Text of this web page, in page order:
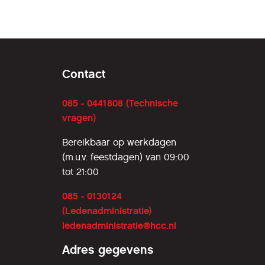
Contact
085 - 0441808 (Technische
vragen)
Bereikbaar op werkdagen
(m.u.v. feestdagen) van 09:00
tot 21:00
085 - 0130124
(Ledenadministratie)
ledenadministratie@hcc.nl
Adres gegevens